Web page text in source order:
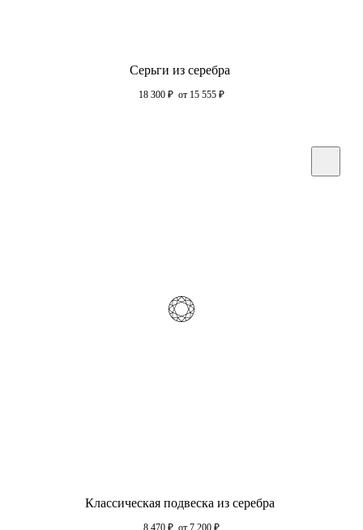
Серьги из серебра
18 300 ₽ от 15 555 ₽
Классическая подвеска из серебра
8 470 ₽ от 7 200 ₽